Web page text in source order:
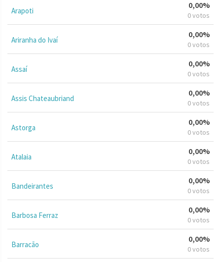
Arapoti
0,00%
0 votos
Ariranha do Ivaí
0,00%
0 votos
Assaí
0,00%
0 votos
Assis Chateaubriand
0,00%
0 votos
Astorga
0,00%
0 votos
Atalaia
0,00%
0 votos
Bandeirantes
0,00%
0 votos
Barbosa Ferraz
0,00%
0 votos
Barracão
0,00%
0 votos